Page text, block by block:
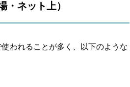
・ネット上）
使われることが多く、以下のような